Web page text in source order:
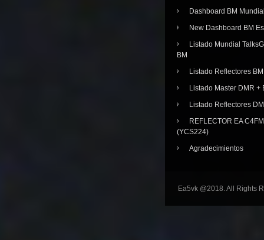
Dashboard BM
New Dashboard BM
Listado Mundial
BM
Listado Reflectores BM
Listado Master DMR +
Listado Reflectores
REFLECTOR EA
(YCS224)
Agradecimientos
Ea5vk @2018. All Rights